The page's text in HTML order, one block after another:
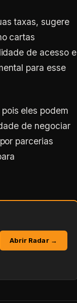
taxas, sugere
cartas
de acesso e
para esse
eles podem
de negociar
parcerias
Abrir Radar →